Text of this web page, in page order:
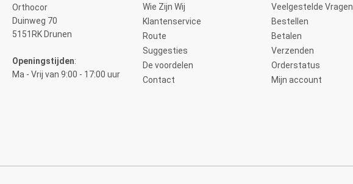
Orthocor
Duinweg 70
5151RK Drunen
Openingstijden:
Ma - Vrij van 9:00 - 17:00 uur
Wie Zijn Wij
Klantenservice
Route
Suggesties
De voordelen
Contact
Veelgestelde Vragen
Bestellen
Betalen
Verzenden
Orderstatus
Mijn account